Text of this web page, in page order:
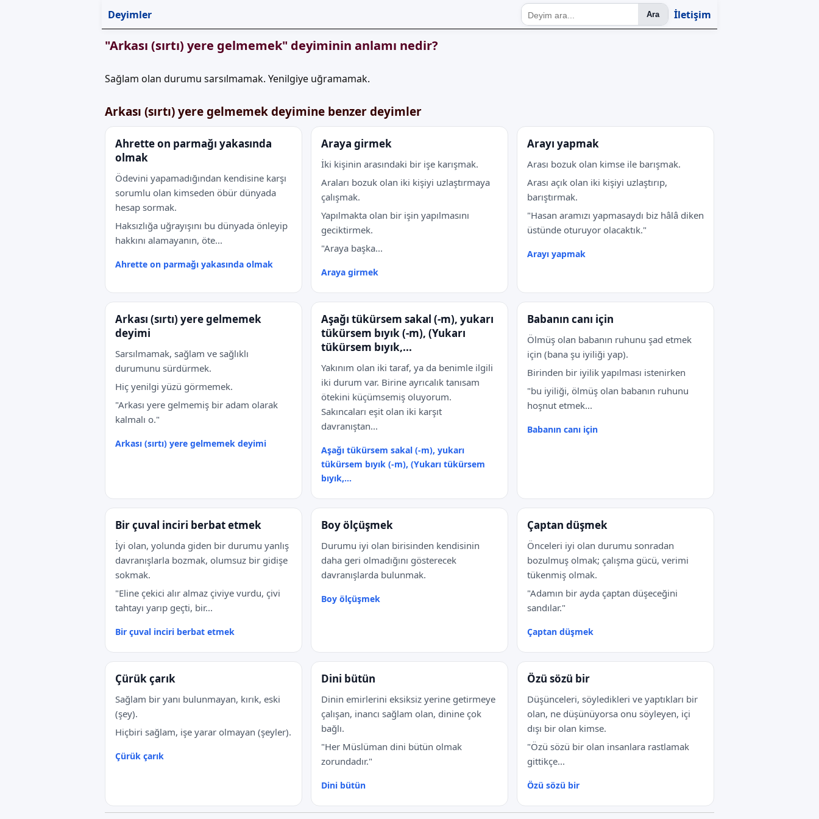
Deyimler Ara İletişim
"Arkası (sırtı) yere gelmemek" deyiminin anlamı nedir?
Sağlam olan durumu sarsılmamak. Yenilgiye uğramamak.
Arkası (sırtı) yere gelmemek deyimine benzer deyimler
Ahrette on parmağı yakasında
olmak
Ödevini yapamadığından kendisine karşı
sorumlu olan kimseden öbür dünyada
hesap sormak.
Haksızlığa uğrayışını bu dünyada önleyip
hakkını alamayanın, öte...
Ahrette on parmağı yakasında olmak
Araya girmek
İki kişinin arasındaki bir işe karışmak.
Araları bozuk olan iki kişiyi uzlaştırmaya
çalışmak.
Yapılmakta olan bir işin yapılmasını
geciktirmek.
"Araya başka...
Araya girmek
Arayı yapmak
Arası bozuk olan kimse ile barışmak.
Arası açık olan iki kişiyi uzlaştırıp,
barıştırmak.
"Hasan aramızı yapmasaydı biz hâlâ diken
üstünde oturuyor olacaktık."
Arayı yapmak
Arkası (sırtı) yere gelmemek
deyimi
Sarsılmamak, sağlam ve sağlıklı
durumunu sürdürmek.
Hiç yenilgi yüzü görmemek.
"Arkası yere gelmemiş bir adam olarak
kalmalı o."
Arkası (sırtı) yere gelmemek deyimi
Aşağı tükürsem sakal (-m), yukarı
tükürsem bıyık (-m), (Yukarı
tükürsem bıyık,...
Yakınım olan iki taraf, ya da benimle ilgili
iki durum var. Birine ayrıcalık tanısam
ötekini küçümsemiş oluyorum.
Sakıncaları eşit olan iki karşıt
davranıştan...
Aşağı tükürsem sakal (-m), yukarı
tükürsem bıyık (-m), (Yukarı tükürsem
bıyık,...
Babanın canı için
Ölmüş olan babanın ruhunu şad etmek
için (bana şu iyiliği yap).
Birinden bir iyilik yapılması istenirken
"bu iyiliği, ölmüş olan babanın ruhunu
hoşnut etmek...
Babanın canı için
Bir çuval inciri berbat etmek
İyi olan, yolunda giden bir durumu yanlış
davranışlarla bozmak, olumsuz bir gidişe
sokmak.
"Eline çekici alır almaz çiviye vurdu, çivi
tahtayı yarıp geçti, bir...
Bir çuval inciri berbat etmek
Boy ölçüşmek
Durumu iyi olan birisinden kendisinin
daha geri olmadığını gösterecek
davranışlarda bulunmak.
Boy ölçüşmek
Çaptan düşmek
Önceleri iyi olan durumu sonradan
bozulmuş olmak; çalışma gücü, verimi
tükenmiş olmak.
"Adamın bir ayda çaptan düşeceğini
sandılar."
Çaptan düşmek
Çürük çarık
Sağlam bir yanı bulunmayan, kırık, eski
(şey).
Hiçbiri sağlam, işe yarar olmayan (şeyler).
Çürük çarık
Dini bütün
Dinin emirlerini eksiksiz yerine getirmeye
çalışan, inancı sağlam olan, dinine çok
bağlı.
"Her Müslüman dini bütün olmak
zorundadır."
Dini bütün
Özü sözü bir
Düşünceleri, söyledikleri ve yaptıkları bir
olan, ne düşünüyorsa onu söyleyen, içi
dışı bir olan kimse.
"Özü sözü bir olan insanlara rastlamak
gittikçe...
Özü sözü bir